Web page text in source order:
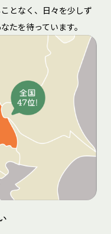
となく、日々を少しず
たを待っています。